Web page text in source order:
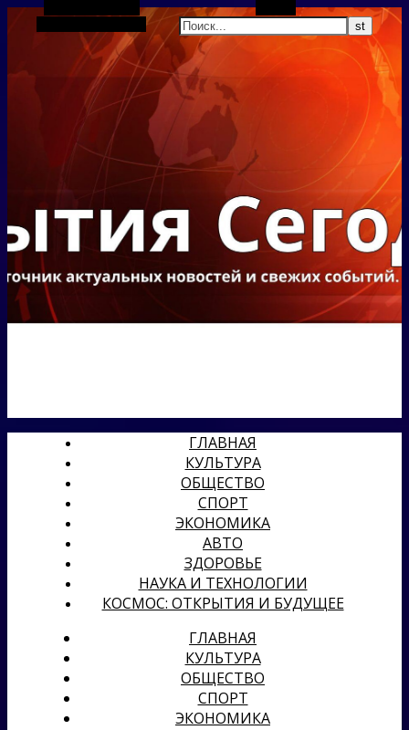
Боковая панель
ГЛАВНАЯ
КУЛЬТУРА
ОБЩЕСТВО
СПОРТ
ЭКОНОМИКА
АВТО
ЗДОРОВЬЕ
НАУКА И ТЕХНОЛОГИИ
КОСМОС: ОТКРЫТИЯ И БУДУЩЕЕ
ГЛАВНАЯ
КУЛЬТУРА
ОБЩЕСТВО
СПОРТ
ЭКОНОМИКА